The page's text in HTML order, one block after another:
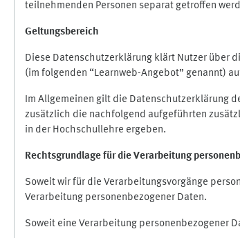
teilnehmenden Personen separat getroffen
Geltungsbereich
Diese Datenschutzerklärung klärt Nutzer über
(im folgenden “Learnweb-Angebot” genannt)
Im Allgemeinen gilt die Datenschutzerklärung
zusätzlich die nachfolgend aufgeführten
in der Hochschullehre ergeben.
Rechtsgrundlage für die Verarbeitung
Soweit wir für die Verarbeitungsvorgänge
Verarbeitung personenbezogener Daten.
Soweit eine Verarbeitung personenbezogener